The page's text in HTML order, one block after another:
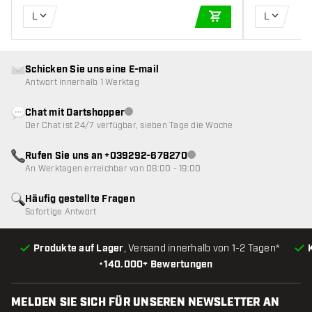
L
IN DEN
L
•140.000+ Bewertungen
Produkte auf Lager, Versand innerhalb von 1-2 Tagen*
Häufig gestellte Fragen
Sofortige Antwort
Schicken Sie uns eine E-mail
Antwort innerhalb 1 Werktag
Chat mit DartshopperKundenservice nicht verfügbar
Der Chat ist 24/7 verfügbar, sieben Tage die Woche
Rufen Sie uns an +039292-678270Kundenservice nicht
An Werktagen erreichbar von 08:00 - 19:00
MELDEN SIE SICH FÜR UNSEREN NEWSLETTER AN